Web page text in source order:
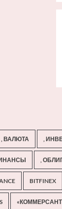
, ВАЛЮТА ,
,
BITFINEX